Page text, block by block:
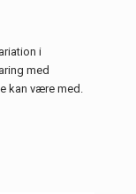
i
med
kan være med.